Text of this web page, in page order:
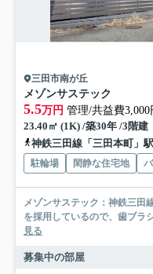
三田市南が丘
メゾンサステック
5.5万円 管理/共益費3,000
23.40㎡ (1K) /築30年 /3階建
神鉄三田線「三田本町」
駐輪場 閑静な住宅地
メゾンサステック：神鉄三田
を採用しているので、歯ブラ
見る
募集中の部屋